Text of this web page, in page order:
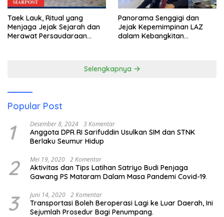
Taek Lauk, Ritual yang
Menjaga Jejak Sejarah dan
Merawat Persaudaraan
Panorama Senggigi dan
Jejak Kepemimpinan LAZ
dalam Kebangkitan
Selengkapnya
Popular Post
1 Desember 8, 2024 3 Komentar
Anggota DPR RI Sarifuddin Usulkan SIM dan STNK
Berlaku Seumur Hidup
2 Mei 19, 2020 2 Komentar
Aktivitas dan Tips Latihan Satriyo Budi Penjaga
Gawang PS Mataram Dalam Masa Pandemi Covid-19.
3 Juni 14, 2020 2 Komentar
Transportasi Boleh Beroperasi Lagi ke Luar Daerah, Ini
Sejumlah Prosedur Bagi Penumpang.